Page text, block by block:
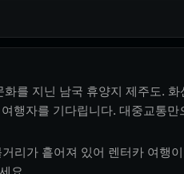
를 지닌 남국 휴양지 제주도.
행자를 기다립니다. 대중교통
리가 흩어져 있어 렌터카 여행